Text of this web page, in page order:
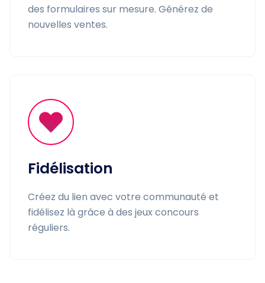
des formulaires sur mesure. Générez de
nouvelles ventes.
Fidélisation
Créez du lien avec votre communauté et
fidélisez là grâce à des jeux concours
réguliers.